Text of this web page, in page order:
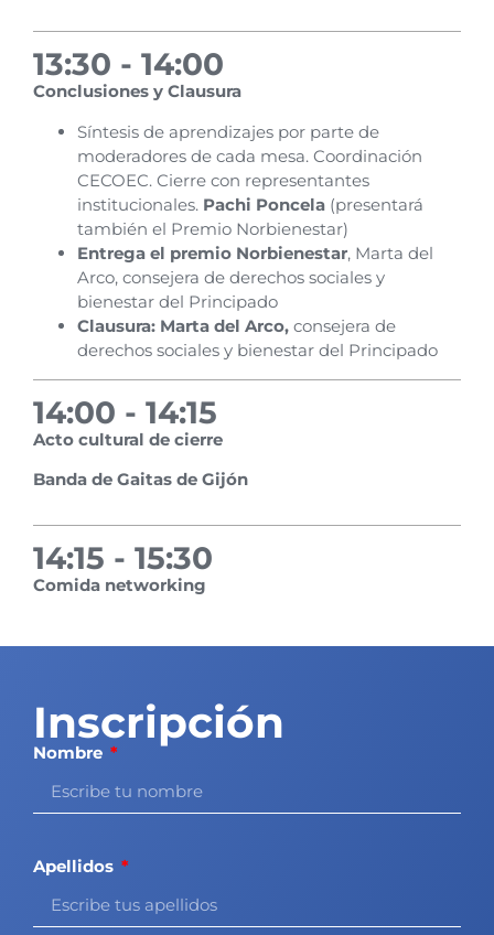
13:30 - 14:00
Conclusiones y Clausura
Síntesis de aprendizajes por parte de
moderadores de cada mesa. Coordinación
CECOEC. Cierre con representantes
institucionales. Pachi Poncela (presentará
también el Premio Norbienestar)
Entrega el premio Norbienestar, Marta del
Arco, consejera de derechos sociales y
bienestar del Principado
Clausura: Marta del Arco, consejera de
derechos sociales y bienestar del Principado
14:00 - 14:15
Acto cultural de cierre
Banda de Gaitas de Gijón
14:15 - 15:30
Comida networking
Inscripción
Nombre
Apellidos